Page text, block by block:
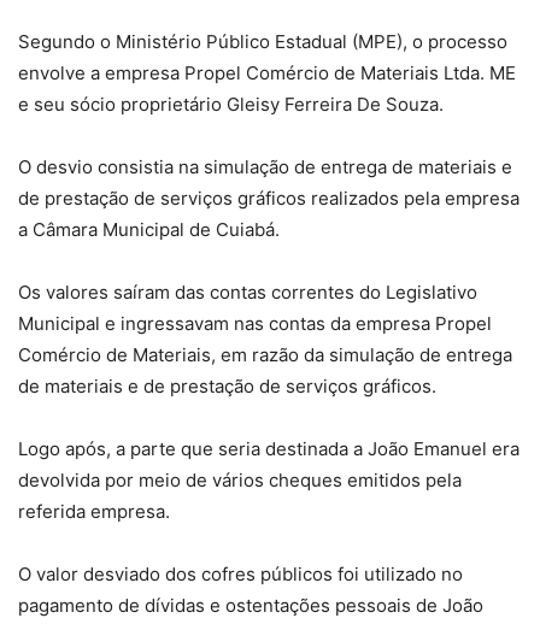
Segundo o Ministério Público Estadual (MPE), o processo
envolve a empresa Propel Comércio de Materiais Ltda. ME
e seu sócio proprietário Gleisy Ferreira De Souza.
O desvio consistia na simulação de entrega de materiais e
de prestação de serviços gráficos realizados pela empresa
a Câmara Municipal de Cuiabá.
Os valores saíram das contas correntes do Legislativo
Municipal e ingressavam nas contas da empresa Propel
Comércio de Materiais, em razão da simulação de entrega
de materiais e de prestação de serviços gráficos.
Logo após, a parte que seria destinada a João Emanuel era
devolvida por meio de vários cheques emitidos pela
referida empresa.
O valor desviado dos cofres públicos foi utilizado no
pagamento de dívidas e ostentações pessoais de João